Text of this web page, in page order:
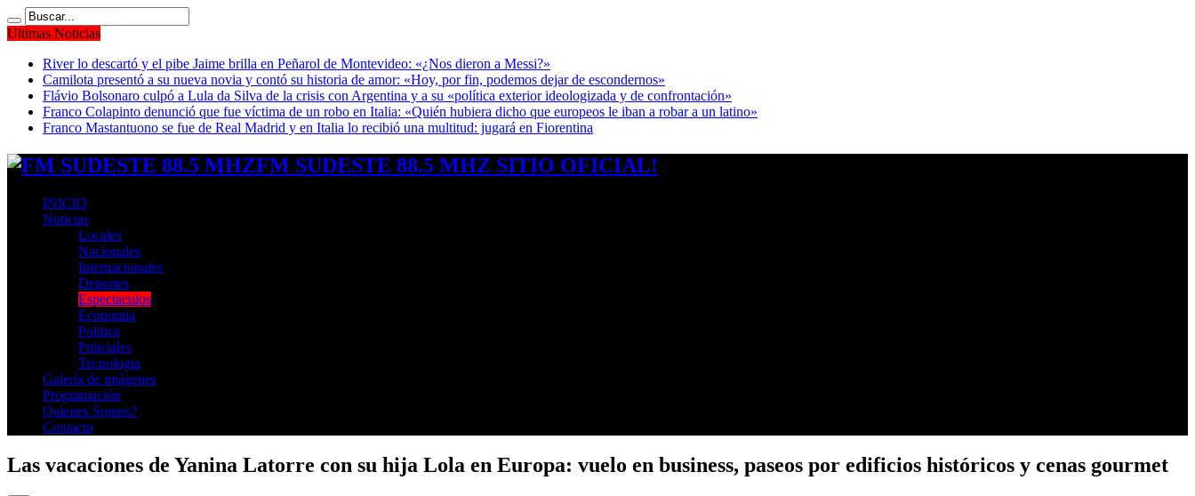
Ultimas Noticias
River lo descartó y el pibe Jaime brilla en Peñarol de Montevideo: «¿Nos dieron a Messi?»
Camilota presentó a su nueva novia y contó su historia de amor: «Hoy, por fin, podemos dejar de escondernos»
Flávio Bolsonaro culpó a Lula da Silva de la crisis con Argentina y a su «política exterior ideologizada y de confrontación»
Franco Colapinto denunció que fue víctima de un robo en Italia: «Quién hubiera dicho que europeos le iban a robar a un latino»
Franco Mastantuono se fue de Real Madrid y en Italia lo recibió una multitud: jugará en Fiorentina
FM SUDESTE 88.5 MHZ SITIO OFICIAL!
INICIO
Noticias
Locales
Nacionales
Internacionales
Deportes
Espectaculos
Economia
Politica
Policiales
Tecnologia
Galería de imágenes
Programación
Quienes Somos?
Contacto
Las vacaciones de Yanina Latorre con su hija Lola en Europa: vuelo en business, paseos por edificios históricos y cenas gourmet